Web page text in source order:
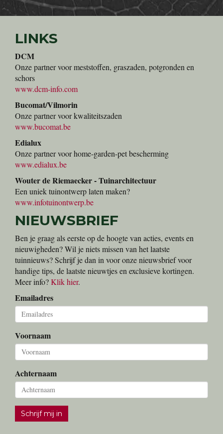
LINKS
DCM
Onze partner voor meststoffen, graszaden, potgronden en
schors
www.dcm-info.com
Bucomat/Vilmorin
Onze partner voor kwaliteitszaden
www.bucomat.be
Edialux
Onze partner voor home-garden-pet bescherming
www.edialux.be
Wouter de Riemaecker - Tuinarchitectuur
Een uniek tuinontwerp laten maken?
www.infotuinontwerp.be
NIEUWSBRIEF
Ben je graag als eerste op de hoogte van acties, events en
nieuwigheden? Wil je niets missen van het laatste
tuinnieuws? Schrijf je dan in voor onze nieuwsbrief voor
handige tips, de laatste nieuwtjes en exclusieve kortingen.
Meer info?Klik hier.
Emailadres
Voornaam
Achternaam
Schrijf mij in